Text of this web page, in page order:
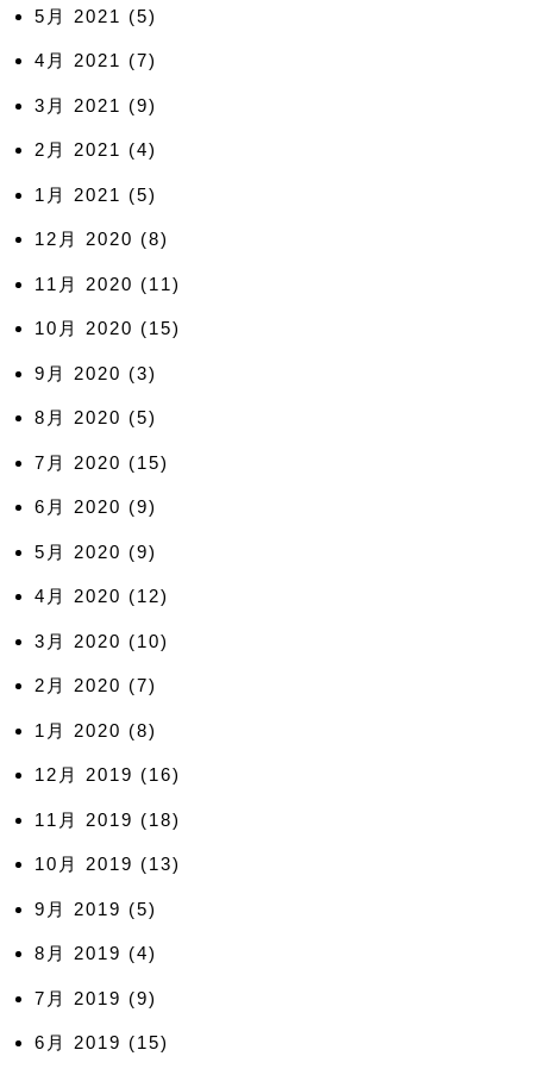
5月 2021 (5)
4月 2021 (7)
3月 2021 (9)
2月 2021 (4)
1月 2021 (5)
12月 2020 (8)
11月 2020 (11)
10月 2020 (15)
9月 2020 (3)
8月 2020 (5)
7月 2020 (15)
6月 2020 (9)
5月 2020 (9)
4月 2020 (12)
3月 2020 (10)
2月 2020 (7)
1月 2020 (8)
12月 2019 (16)
11月 2019 (18)
10月 2019 (13)
9月 2019 (5)
8月 2019 (4)
7月 2019 (9)
6月 2019 (15)